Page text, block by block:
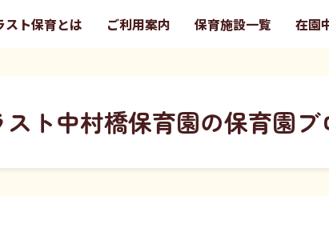
スト保育とは ご利用案内 保育施設一覧 在園
スト中村橋保育園の保育園ブ